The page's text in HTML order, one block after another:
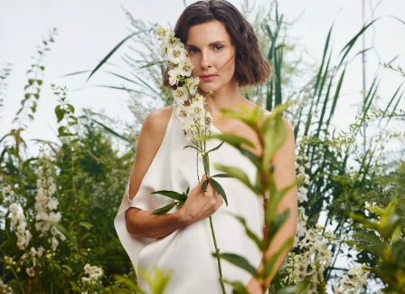
Калининградская обл.
24 октября 2020, 15:05
Попробуйте пролить удобрением с повышенным
содержанием магния, и я бы попробовал помочь
растению выжить, каким нибудь стимулятором для
корневой системы.
Ответить ✿ 3Спасибо!
makslip
Максим
Липецк
24 октября 2020, 15:11